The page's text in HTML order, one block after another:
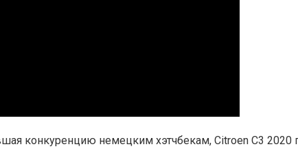
конкуренцию немецким хэтчбекам, Citroen C3